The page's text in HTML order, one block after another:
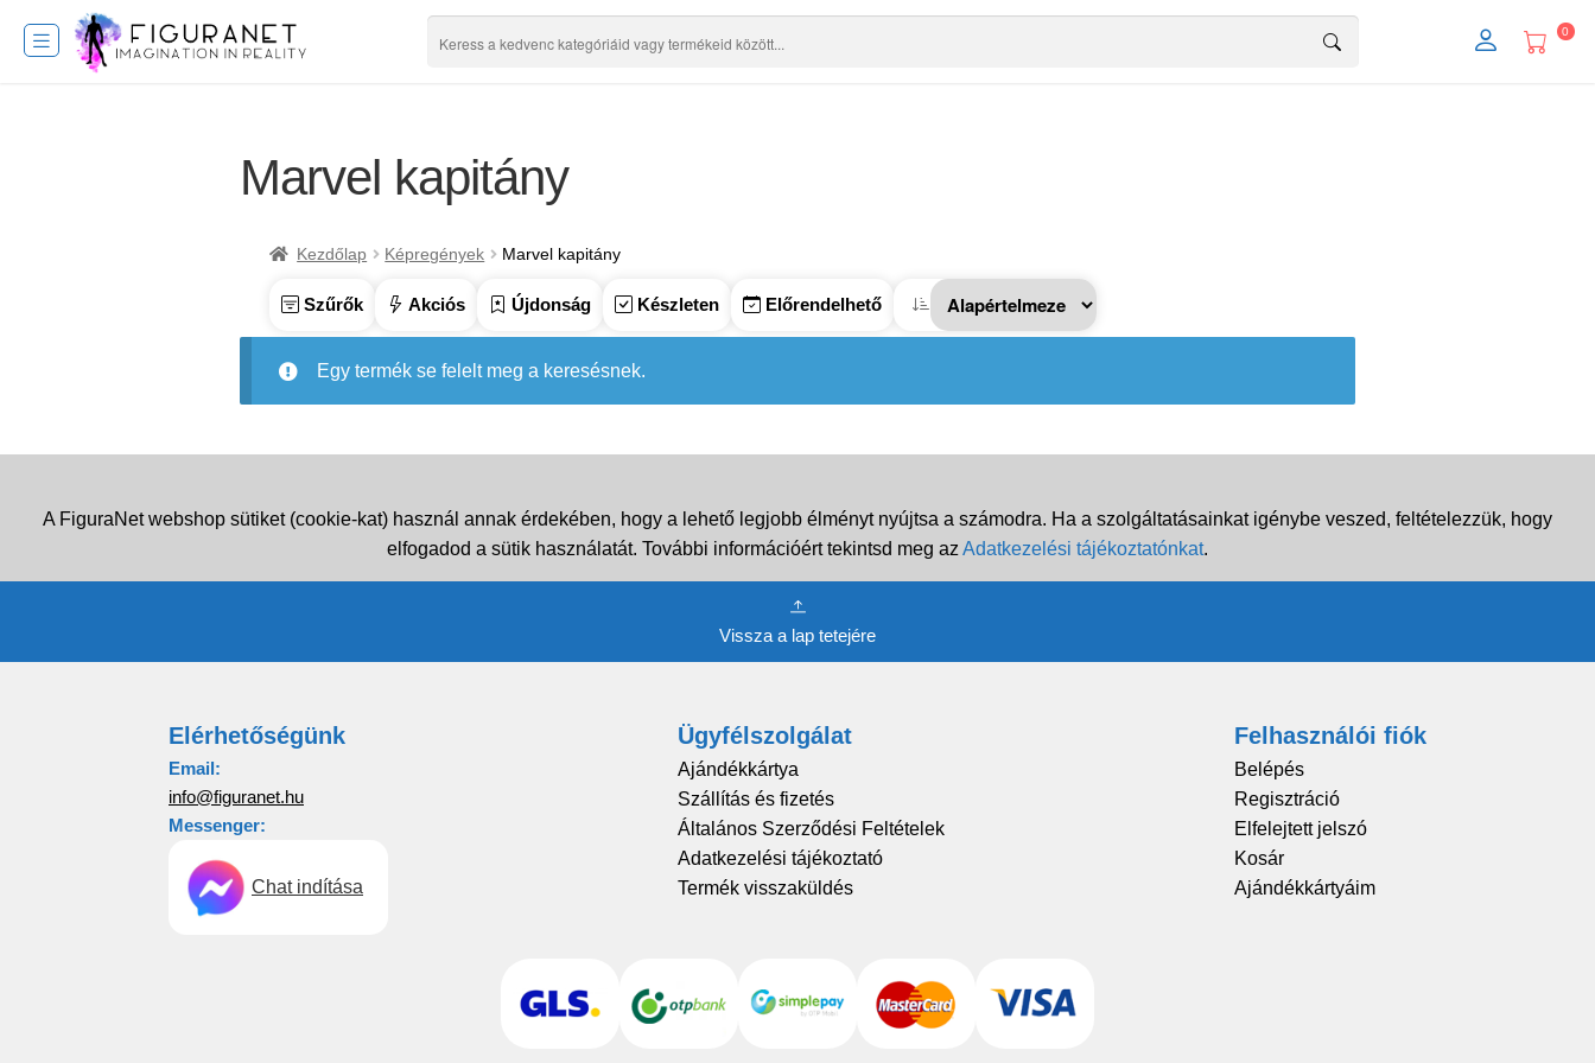
0
Marvel kapitány
Kezdőlap Képregények Marvel kapitány
Szűrők Akciós Újdonság Készleten Előrendelhető
Egy termék se felelt meg a keresésnek.
A FiguraNet webshop sütiket (cookie-kat) használ annak érdekében, hogy a lehető legjobb élményt nyújtsa a számodra. Ha a szolgáltatásainkat igénybe veszed, feltételezzük, hogy
elfogadod a sütik használatát. További információért tekintsd meg az Adatkezelési tájékoztatónkat.
Vissza a lap tetejére
Elérhetőségünk
Email:
info@figuranet.hu
Messenger:
Chat indítása
Ügyfélszolgálat
Ajándékkártya
Szállítás és fizetés
Általános Szerződési Feltételek
Adatkezelési tájékoztató
Termék visszaküldés
Felhasználói fiók
Belépés
Regisztráció
Elfelejtett jelszó
Kosár
Ajándékkártyáim